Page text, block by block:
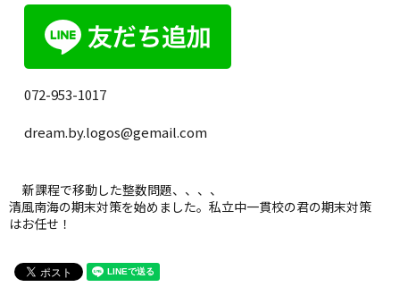
072-953-1017
dream.by.logos@gemail.com
新課程で移動した整数問題、、、、
清風南海の期末対策を始めました。私立中一貫校の君の期末対策
はお任せ！